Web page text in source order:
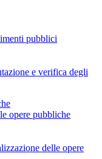
pubblici
e verifica degli
opere pubbliche
delle opere